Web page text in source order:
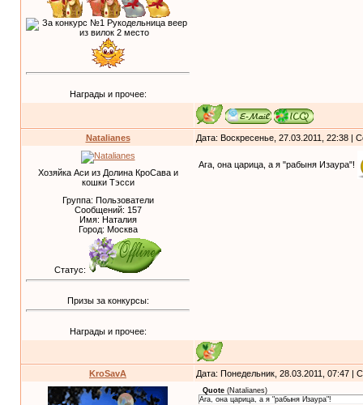
Награды и прочее:
Natalianes Дата: Воскресенье, 27.03.2011, 22:38 |
Хозяйка Аси из Долина КроСава и
кошки Тэсси
Группа: Пользователи
Сообщений: 157
Имя: Наталия
Город: Москва
Статус:
Призы за конкурсы:
Награды и прочее:
Ага, она царица, а я "рабыня Изаура"!
KroSavA Дата: Понедельник, 28.03.2011, 07:47 |
Quote (Natalianes)
Ага, она царица, а я "рабыня Изаура"!